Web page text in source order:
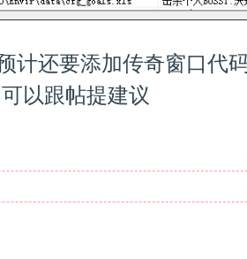
计还要添加传奇窗口代
以跟帖提建议